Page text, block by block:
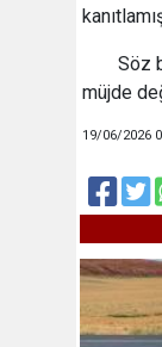
Söz
müjde
19/06/2026